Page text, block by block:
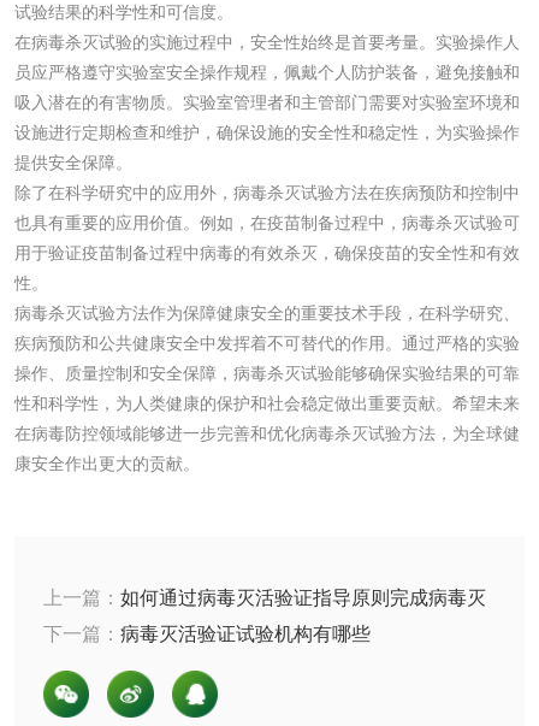
试验结果的科学性和可信度。
在病毒杀灭试验的实施过程中，安全性始终是首要考量。实验操作人
员应严格遵守实验室安全操作规程，佩戴个人防护装备，避免接触和
吸入潜在的有害物质。实验室管理者和主管部门需要对实验室环境和
设施进行定期检查和维护，确保设施的安全性和稳定性，为实验操作
提供安全保障。
除了在科学研究中的应用外，病毒杀灭试验方法在疾病预防和控制中
也具有重要的应用价值。例如，在疫苗制备过程中，病毒杀灭试验可
用于验证疫苗制备过程中病毒的有效杀灭，确保疫苗的安全性和有效
性。
病毒杀灭试验方法作为保障健康安全的重要技术手段，在科学研究、
疾病预防和公共健康安全中发挥着不可替代的作用。通过严格的实验
操作、质量控制和安全保障，病毒杀灭试验能够确保实验结果的可靠
性和科学性，为人类健康的保护和社会稳定做出重要贡献。希望未来
在病毒防控领域能够进一步完善和优化病毒杀灭试验方法，为全球健
康安全作出更大的贡献。
上一篇： 如何通过病毒灭活验证指导原则完成病毒灭
活试验报告
下一篇： 病毒灭活验证试验机构有哪些
洗衣液检测 洗涤剂检测
花露水检测 蚊香液检测
洗手液检测
水处理剂
水处理药剂检测 聚丙烯酰胺检测
碳酸钙检测